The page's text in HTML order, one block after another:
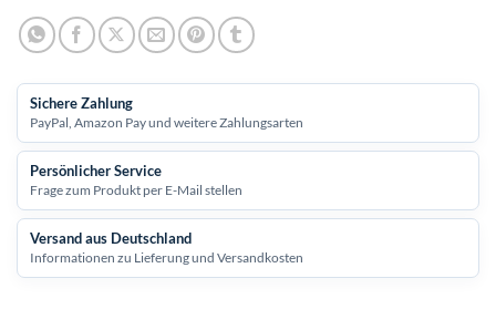
Sichere Zahlung
PayPal, Amazon Pay und weitere Zahlungsarten
Persönlicher Service
Frage zum Produkt per E-Mail stellen
Versand aus Deutschland
Informationen zu Lieferung und Versandkosten